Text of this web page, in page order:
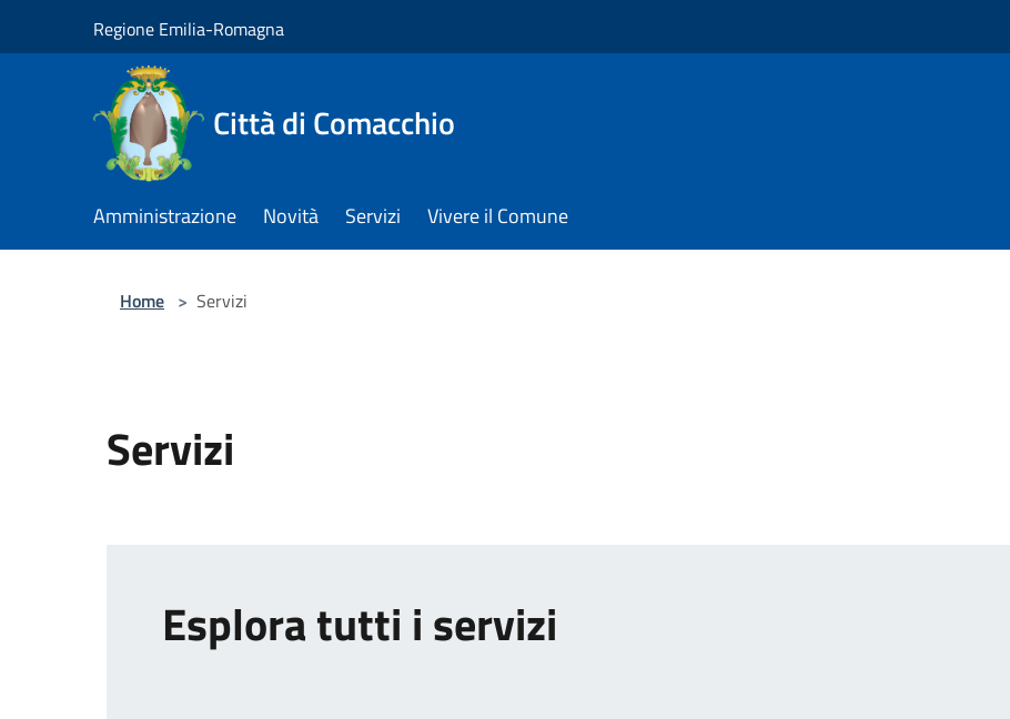
Regione Emilia-Romagna
Città di Comacchio
Amministrazione Novità Servizi Vivere il Comune
Home > Servizi
Servizi
Esplora tutti i servizi